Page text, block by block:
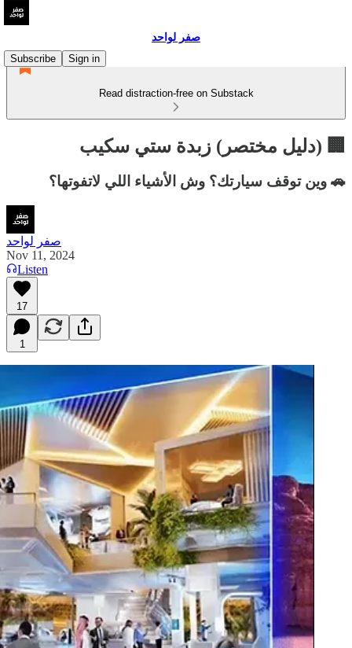
صفر لواحد
Subscribe
Sign in
Read distraction-free on Substack
🏢 (دليل مختصر) زبدة ستي سكيب
🚗 وين توقف سيارتك؟ وش الأشياء اللي لاتفوتها؟
صفر لواحد
Nov 11, 2024
Listen
17
1